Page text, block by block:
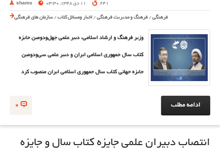
shams 11 دی 1348, 03:30 241
فرهنگی / فرهنگ و مدیریت فرهنگی / اخبار ومسائل کتاب / سازمان های فرهنگی
وزیر فرهنگ و ارشاد اسلامی، دبیر علمی چهل‌ودومین جایزه
کتاب سال جمهوری اسلامی ایران و دبیر علمی سی‌ودومین
جایزه جهانی کتاب سال جمهوری اسلامی ایران منصوب کرد
0 ادامه مطلب
انتصاب دبیران علمی جایزه کتاب سال و جایزه